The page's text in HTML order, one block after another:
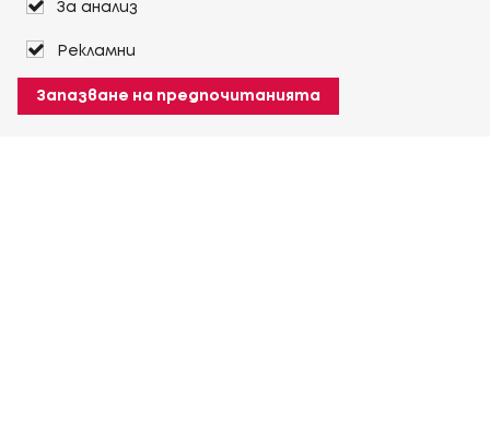
За анализ
Рекламни
Запазване на предпочитанията